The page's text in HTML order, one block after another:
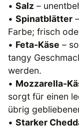
• Salz –
• Spinatblätter
Farbe; frisch
• Feta-Käse –
tangy
werden.
• Mozzarella-
sorgt für einen
übrig
• Starker